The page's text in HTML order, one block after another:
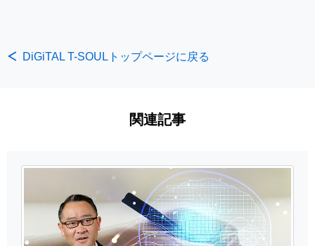
DiGiTAL T-SOULトップページに戻る
関連記事